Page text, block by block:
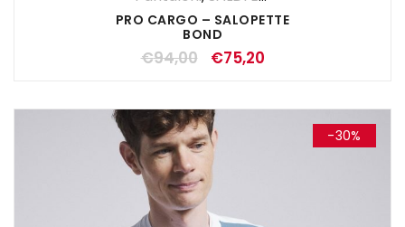
PRO CARGO – SALOPETTE
BOND
€94,00 €75,20
-30%